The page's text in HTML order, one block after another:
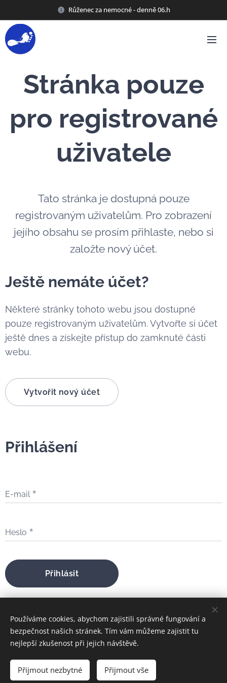
Růženec za nemocné - denně 06.h
Stránka pouze
pro registrované
uživatele
Tato stránka je dostupná pouze
registrovaným uživatelům. Pro zobrazení
jejího obsahu se prosím přihlaste, nebo si
založte nový účet.
Ještě nemáte účet?
Některé stránky tohoto webu jsou dostupné
pouze registrovaným uživatelům. Vytvořte si účet
ještě dnes a získejte přístup do zamknuté části
webu.
Vytvořit nový účet
Přihlášení
E-mail
Heslo
Přihlásit
bratrfilip@gmail.com
FILIP MARIA ŠTOJDL
Používáme cookies, abychom zajistili správné fungování a
bezpečnost našich stránek. Tím vám můžeme zajistit tu
nejlepší zkušenost při jejich návštěvě.
Přijmout nezbytné Přijmout vše